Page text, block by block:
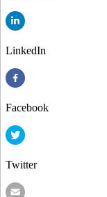
LinkedIn
Facebook
Twitter